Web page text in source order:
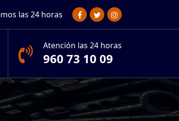
las 24 horas
Atención las 24 horas
960 73 10 09